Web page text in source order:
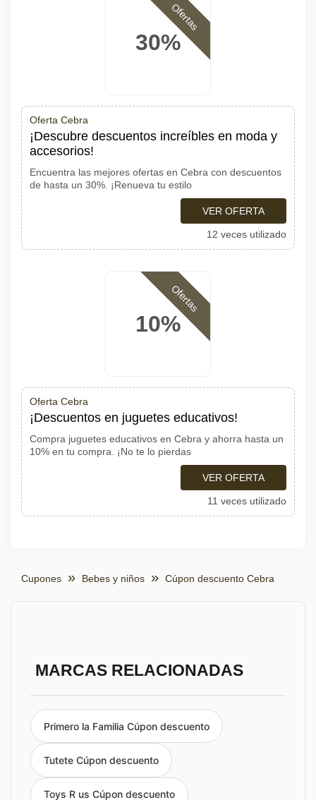
30%
Ofertas
Oferta Cebra
¡Descubre descuentos increíbles en moda y
accesorios!
Encuentra las mejores ofertas en Cebra con descuentos
de hasta un 30%. ¡Renueva tu estilo
VER OFERTA
12 veces utilizado
10%
Ofertas
Oferta Cebra
¡Descuentos en juguetes educativos!
Compra juguetes educativos en Cebra y ahorra hasta un
10% en tu compra. ¡No te lo pierdas
VER OFERTA
11 veces utilizado
Cupones Bebes y niños Cúpon descuento Cebra
MARCAS RELACIONADAS
Primero la Familia Cúpon descuento
Tutete Cúpon descuento
Toys R us Cúpon descuento